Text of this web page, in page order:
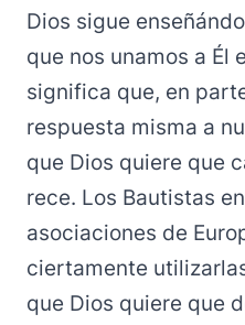
Dios sigue
que nos unamos a Él
significa que, en
respuesta misma a
que Dios quiere que
rece. Los Bautistas
asociaciones de
ciertamente
que Dios quiere que